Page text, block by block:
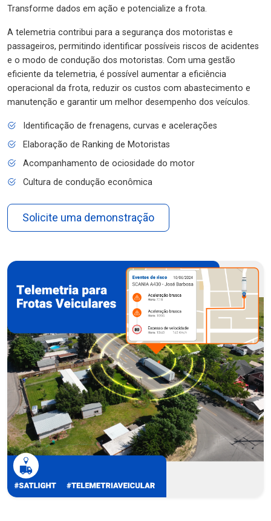
Transforme dados em ação e potencialize a frota.
A telemetria contribui para a segurança dos motoristas e
passageiros, permitindo identificar possíveis riscos de acidentes
e o modo de condução dos motoristas. Com uma gestão
eficiente da telemetria, é possível aumentar a eficiência
operacional da frota, reduzir os custos com abastecimento e
manutenção e garantir um melhor desempenho dos veículos.
Identificação de frenagens, curvas e acelerações
Elaboração de Ranking de Motoristas
Acompanhamento de ociosidade do motor
Cultura de condução econômica
Solicite uma demonstração